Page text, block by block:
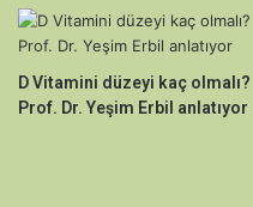
D Vitamini düzeyi kaç olmalı?
Prof. Dr. Yeşim Erbil anlatıyor